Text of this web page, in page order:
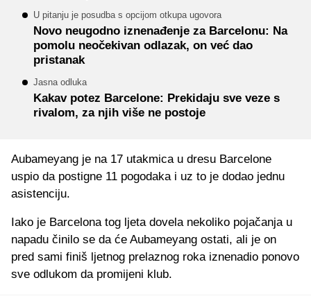
U pitanju je posudba s opcijom otkupa ugovora
Novo neugodno iznenađenje za Barcelonu: Na
pomolu neočekivan odlazak, on već dao
pristanak
Jasna odluka
Kakav potez Barcelone: Prekidaju sve veze s
rivalom, za njih više ne postoje
Aubameyang je na 17 utakmica u dresu Barcelone
uspio da postigne 11 pogodaka i uz to je dodao jednu
asistenciju.
Iako je Barcelona tog ljeta dovela nekoliko pojačanja u
napadu činilo se da će Aubameyang ostati, ali je on
pred sami finiš ljetnog prelaznog roka iznenadio ponovo
sve odlukom da promijeni klub.